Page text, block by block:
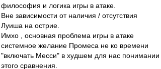
философия и логика игры в атаке.
Вне зависимости от наличия / отсутствия
Луиша на острие.
Имхо , основная проблема игры в атаке
системное желание Промеса не ко времени
"включать Месси" в худшем для нас понимании
этого сравнения.